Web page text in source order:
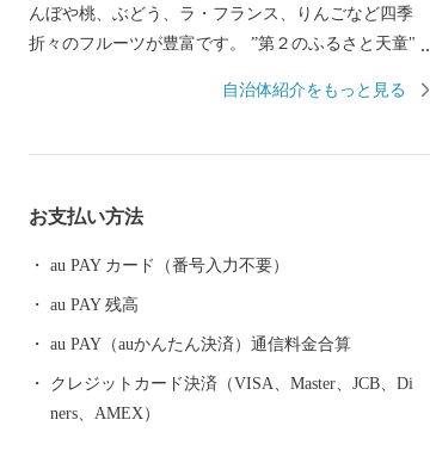
んぼや桃、ぶどう、ラ・フランス、りんごなど四季
折々のフルーツが豊富です。 ”第２のふるさと天童"に
を通じて絆を形成し、本市が皆様にとって"第２のふる
で感じ取ってみてはいかがですか？ ふるさと納税を
ただきます！
自治体紹介をもっと見る
お支払い方法
au PAY カード（番号入力不要）
au PAY 残高
au PAY（auかんたん決済）通信料金合算
クレジットカード決済（VISA、Master、JCB、Di
ners、AMEX）